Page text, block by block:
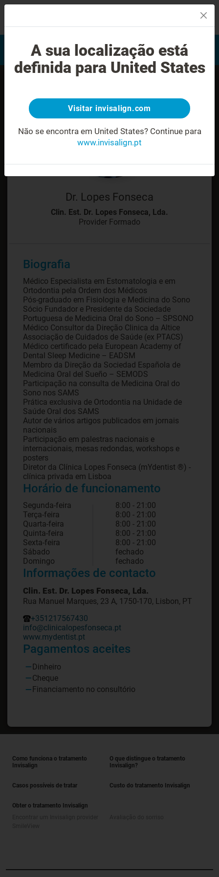
Avaliação do sorriso
Encontrar um Invisalign
provider
Dr. Lopes Fonseca
Clin. Est. Dr. Lopes Fonseca, Lda.
Provider Formado
Biografia
Médico Especialista em Estomatologia e em
Ortodontia pela Ordem dos Médicos
Pós-graduado em Fisiologia e Medicina do Sono
Sócio Fundador e Presidente da Sociedade
Portuguesa de Medicina Oral do Sono – SPSONO
Médico Consultor da Direção Clinica da Altice
Associação de Cuidados de Saúde (ex PTACS)
Médico certificado pela European Academy of
Dental Sleep Medicine – EADSM
Membro da Direção da Sociedad Española de
Medicina Oral del Sueño – SEMODS
Participação na consulta de Medicina Oral do
Sono nos SAMS
Prática exclusiva de Ortodontia na Unidade de
Saúde Oral dos SAMS
Autor de vários artigos publicados em jornais
nacionais
Participação em palestras nacionais e
internacionais, mesas redondas, workshops e
posters
Diretor da Clínica Lopes Fonseca (mYdentist ®) -
Horário de funcionamento
Segunda-feira
8:00 - 21:00
Terça-feira
8:00 - 21:00
Quarta-feira
8:00 - 21:00
Quinta-feira
8:00 - 21:00
Sexta-feira
8:00 - 21:00
Sábado
fechado
Domingo
fechado
Informações de contacto
Clin. Est. Dr. Lopes Fonseca, Lda.
Rua Manuel Marques, 23 A, 1750-170, Lisbon, PT
+351217567430
info@clinicalopesfonseca.pt
www.mydentist.pt
Pagamentos aceites
Dinheiro
Cheque
Financiamento no consultório
Como funciona o tratamento
Invisalign
O que distingue o tratamento
Invisalign?
Casos possíveis de tratar Custo do tratamento Invisalign
Obter o tratamento Invisalign
A sua localização está
definida para United States
Visitar invisalign.com
Não se encontra em United States? Continue para
www.invisalign.pt